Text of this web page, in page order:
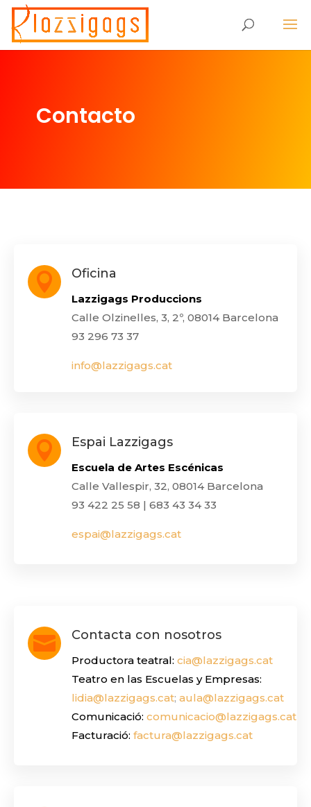
Contacto
 Oficina
Lazzigags Produccions
Calle Olzinelles, 3, 2º, 08014 Barcelona
93 296 73 37
info@lazzigags.cat
 Espai Lazzigags
Escuela de Artes Escénicas
Calle Vallespir, 32, 08014 Barcelona
93 422 25 58 | 683 43 34 33
espai@lazzigags.cat
 Contacta con nosotros
Productora teatral: cia@lazzigags.cat
Teatro en las Escuelas y Empresas:
lidia@lazzigags.cat; aula@lazzigags.cat
Comunicació: comunicacio@lazzigags.cat
Facturació: factura@lazzigags.cat